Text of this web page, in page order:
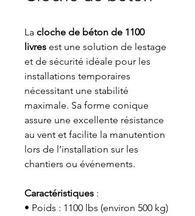
La cloche de béton de 1100
livres est une solution de lestage
et de sécurité idéale pour les
installations temporaires
nécessitant une stabilité
maximale. Sa forme conique
assure une excellente résistance
au vent et facilite la manutention
lors de l’installation sur les
chantiers ou événements.
Caractéristiques :
• Poids : 1100 lbs (environ 500 kg)